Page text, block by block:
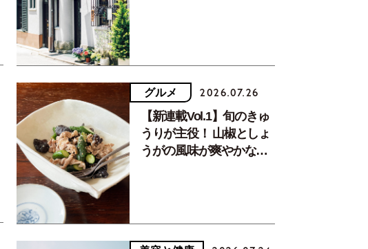
グルメ 2026.07.26
【新連載Vol.1】旬のきゅ
うりが主役！ 山椒としょ
うがの風味が爽やかな、